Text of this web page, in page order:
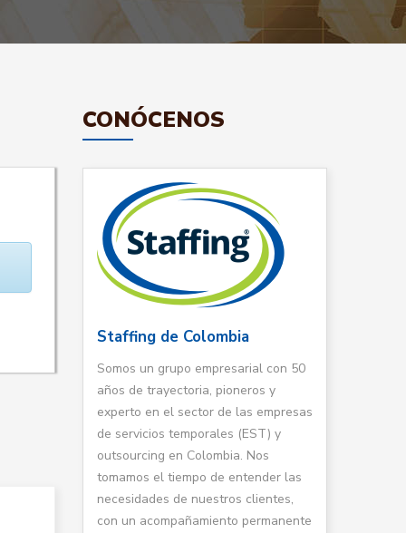
CONÓCENOS
Staffing de Colombia
Somos un grupo empresarial con 50
años de trayectoria, pioneros y
experto en el sector de las empresas
de servicios temporales (EST) y
outsourcing en Colombia. Nos
tomamos el tiempo de entender las
necesidades de nuestros clientes,
con un acompañamiento permanente